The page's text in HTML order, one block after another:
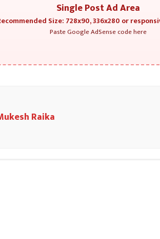
Single Post Ad Area
Size: 728x90, 336x280 or
Paste Google AdSense code here
Raika